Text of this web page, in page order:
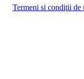
Termeni si condiţii de